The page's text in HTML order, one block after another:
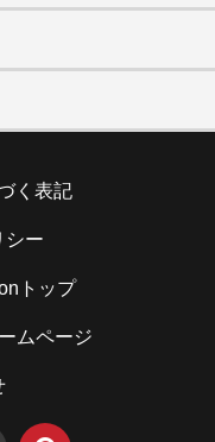
ちで発送いたします。
ください。
時 18-20時 19-21
となるたの日時指定
せん。
。
723-7854）までご
着後5日以内にご連絡
ください。
方
く表記
シー
トップ
ムページ